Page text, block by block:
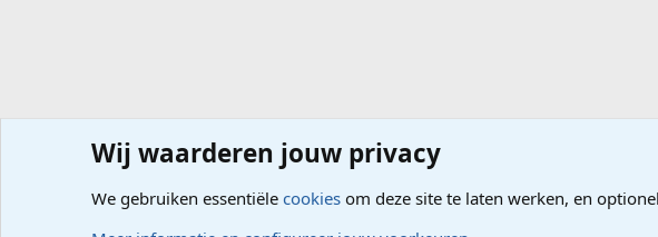
Forums Computerproblemen Software Internet, Games
Wij waarderen jouw privacy
We gebruiken essentiële cookies om deze site te laten werken, en